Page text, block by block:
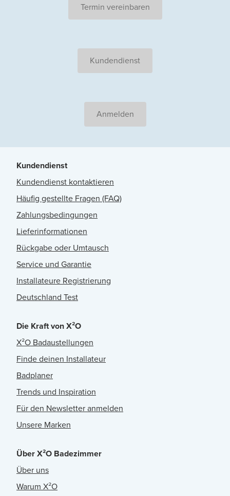
Termin vereinbaren
Kundendienst
Anmelden
Kundendienst
Kundendienst kontaktieren
Häufig gestellte Fragen (FAQ)
Zahlungsbedingungen
Lieferinformationen
Rückgabe oder Umtausch
Service und Garantie
Installateure Registrierung
Deutschland Test
Die Kraft von X²O
X²O Badaustellungen
Finde deinen Installateur
Badplaner
Trends und Inspiration
Für den Newsletter anmelden
Unsere Marken
Über X²O Badezimmer
Über uns
Warum X²O